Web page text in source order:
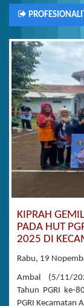
KIPRAH
PADA HUT
2025 DI
Rabu, 19
Ambal (5/11/
Tahun PGRI ke-
PGRI Kecamatan